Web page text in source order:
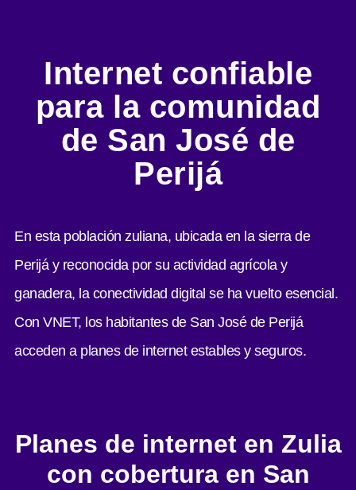
Internet confiable
para la comunidad
de San José de
Perijá
En esta población zuliana, ubicada en la sierra de
Perijá y reconocida por su actividad agrícola y
ganadera, la conectividad digital se ha vuelto esencial.
Con VNET, los habitantes de San José de Perijá
acceden a planes de internet estables y seguros.
Planes de internet en Zulia
con cobertura en San